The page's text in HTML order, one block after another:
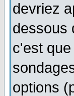
devriez
dessous
c'est
options